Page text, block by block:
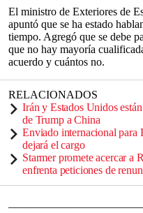
El ministro de Exteriores de
apuntó que se ha estado
tiempo. Agregó que se debe
que no hay mayoría
acuerdo y cuántos no.
RELACIONADOS
Irán y Estados Unidos
de Trump a China
Enviado internacional para
dejará el cargo
Starmer promete acercar a
enfrenta peticiones de